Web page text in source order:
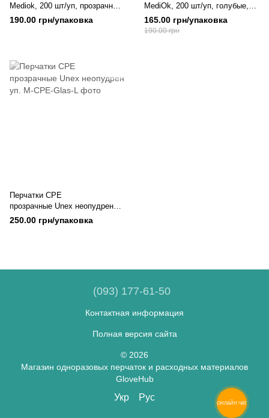
Mediok, 200 шт/уп, прозрачные,
Прозрачный, M
190.00 грн/упаковка
MediOk, 200 шт/уп, голубые,
Синий, M
165.00 грн/упаковка
190.00 грн
Перчатки CPE
прозрачные Unex неопудренны
е 200 шт/уп., Прозрачный, L,
200 шт (100 пар)
250.00 грн/упаковка
(093) 177-61-50
Контактная информация
Полная версия сайта
© 2026
Магазин одноразовых перчаток и расходных материалов
GloveHub
Укр Рус
ОНЛАЙН ЧАТ